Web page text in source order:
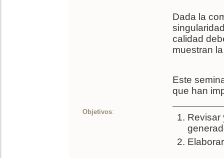
Dada la
calidad
muestran
Este
que han
Objetivos:
Revisar